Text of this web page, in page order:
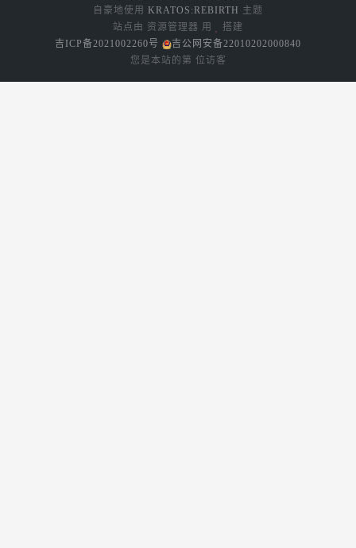
自豪地使用 KRATOS:REBIRTH 主题
站点由 资源管理器 用
搭建
吉ICP备2021002260号
吉公网安备22010202000840
您是本站的第 位访客